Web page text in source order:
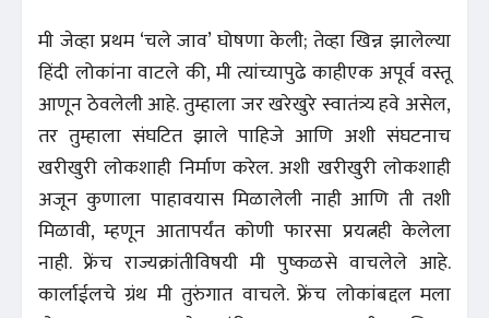
मी जेव्हा प्रथम ‘चले जाव’ घोषणा केली; तेव्हा खिन्न झालेल्या
हिंदी लोकांना वाटले की, मी त्यांच्यापुढे काहीएक अपूर्व वस्तू
आणून ठेवलेली आहे. तुम्हाला जर खरेखुरे स्वातंत्र्य हवे असेल,
तर तुम्हाला संघटित झाले पाहिजे आणि अशी संघटनाच
खरीखुरी लोकशाही निर्माण करेल. अशी खरीखुरी लोकशाही
अजून कुणाला पाहावयास मिळालेली नाही आणि ती तशी
मिळावी, म्हणून आतापर्यंत कोणी फारसा प्रयत्नही केलेला
नाही. फ्रेंच राज्यक्रांतीविषयी मी पुष्कळसे वाचलेले आहे.
कार्लाईलचे ग्रंथ मी तुरुंगात वाचले. फ्रेंच लोकांबद्दल मला